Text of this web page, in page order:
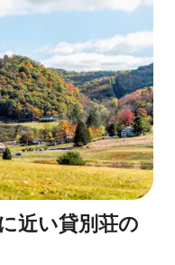
近い貸別荘の